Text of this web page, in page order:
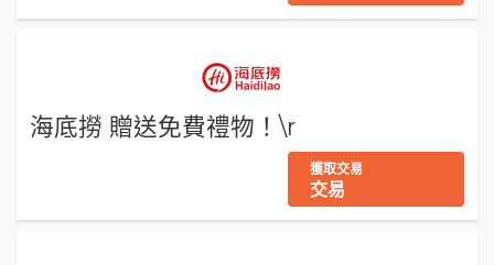
海底撈 贈送免費禮物！\r
獲取交易
交易